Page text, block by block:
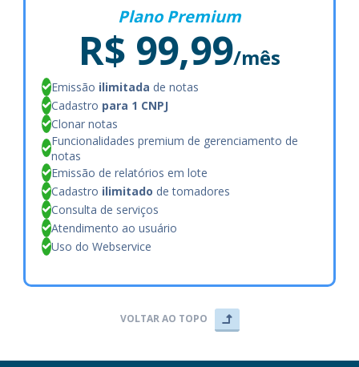
Plano Premium
R$ 99,99/mês
Emissão ilimitada de notas
Cadastro para 1 CNPJ
Clonar notas
Funcionalidades premium de gerenciamento de
notas
Emissão de relatórios em lote
Cadastro ilimitado de tomadores
Consulta de serviços
Atendimento ao usuário
Uso do Webservice
VOLTAR AO TOPO